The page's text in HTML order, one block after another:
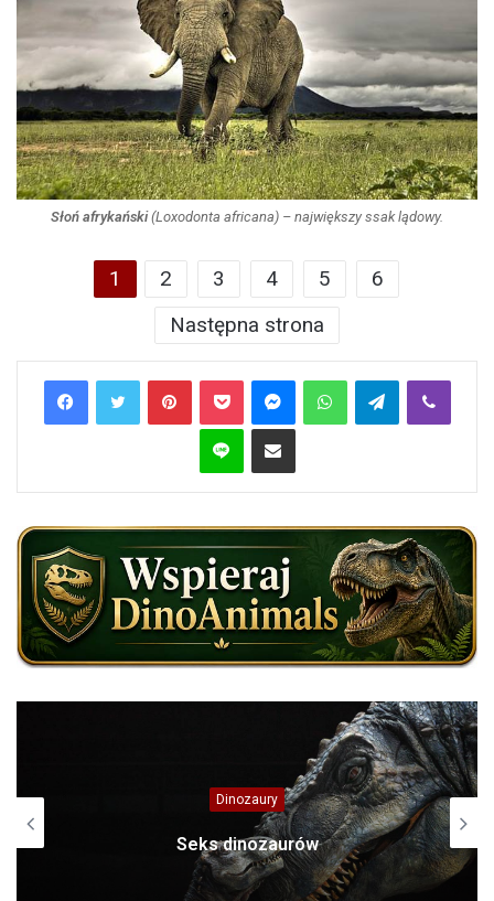
Słoń afrykański(Loxodonta africana) – największy ssak lądowy.
1 2 3 4 5
6
Następna strona
PinterestPocket MessengerWhatsAppTelegramViber
Line Share via Email
Dinozaury
Ceratozaur (Ceratosaurus)